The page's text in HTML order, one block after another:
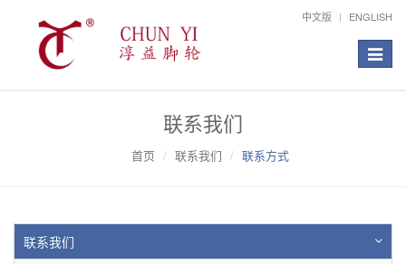
中文版 ENGLISH
Toggle
联系我们
首页 联系我们 联系方式
联系我们